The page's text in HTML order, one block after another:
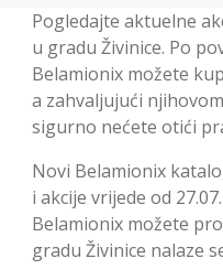
Pogledajte aktuelne
u gradu Živinice. Po
Belamionix možete
a zahvaljujući
sigurno nećete otići
Novi Belamionix
i akcije vrijede od
Belamionix možete
gradu Živinice nalaze